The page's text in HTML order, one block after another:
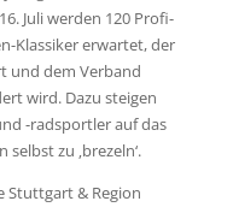
Juli werden 120 Profi-
Klassiker erwartet, der
und dem Verband
wird. Dazu steigen
-radsportler auf das
zu ‚brezeln‘.
Stuttgart & Region